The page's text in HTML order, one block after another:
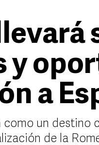
y
a
como un destino
de la